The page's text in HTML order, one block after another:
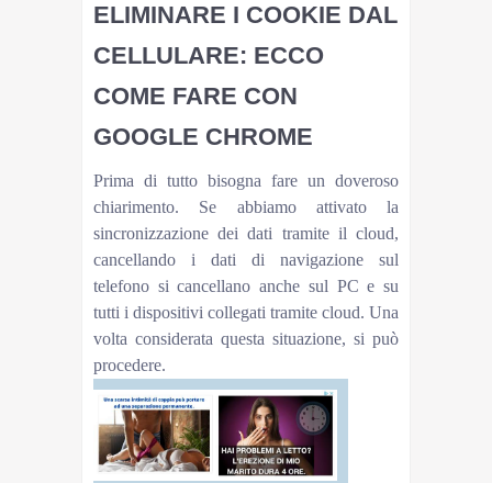
ELIMINARE I COOKIE DAL
CELLULARE: ECCO
COME FARE CON
GOOGLE CHROME
Prima di tutto bisogna fare un doveroso
chiarimento. Se abbiamo attivato la
sincronizzazione dei dati tramite il cloud,
cancellando i dati di navigazione sul
telefono si cancellano anche sul PC e su
tutti i dispositivi collegati tramite cloud. Una
volta considerata questa situazione, si può
procedere.